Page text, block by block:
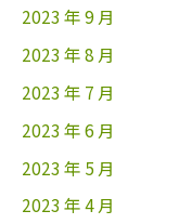
2023 年 9 月
2023 年 8 月
2023 年 7 月
2023 年 6 月
2023 年 5 月
2023 年 4 月